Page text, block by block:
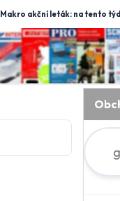
Makro akční leták: na tento